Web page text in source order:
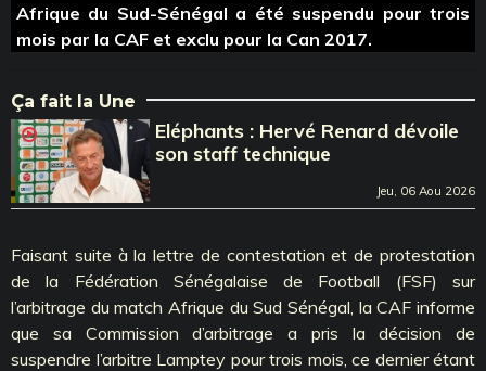
Afrique du Sud-Sénégal a été suspendu pour trois
mois par la CAF et exclu pour la Can 2017.
Ça fait la Une
Eléphants : Hervé Renard dévoile
son staff technique
Jeu, 06 Aou 2026
Faisant suite à la lettre de contestation et de protestation
de la Fédération Sénégalaise de Football (FSF) sur
l’arbitrage du match Afrique du Sud Sénégal, la CAF informe
que sa Commission d’arbitrage a pris la décision de
suspendre l’arbitre Lamptey pour trois mois, ce dernier étant